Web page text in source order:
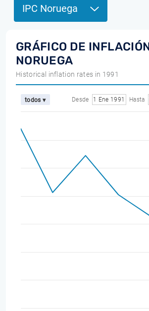
IPC Noruega
GRÁFICO DE
NORUEGA
Historical inflation rates in 1991
todos ▾ Desde 1 Ene 1991 Hasta